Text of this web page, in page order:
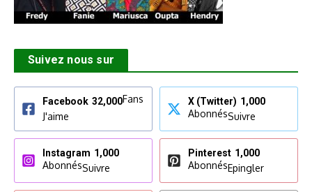
Suivez nous sur
Facebook 32,000Fans
J'aime
X (Twitter) 1,000
AbonnésSuivre
Instagram 1,000
AbonnésSuivre
Pinterest 1,000
AbonnésEpingler